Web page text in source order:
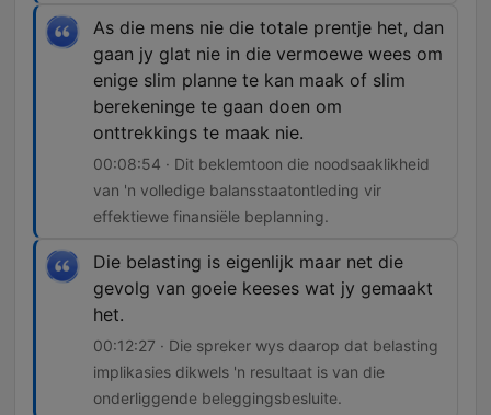
As die mens nie die totale prentje het, dan
gaan jy glat nie in die vermoewe wees om
enige slim planne te kan maak of slim
berekeninge te gaan doen om
onttrekkings te maak nie.
00:08:54 · Dit beklemtoon die noodsaaklikheid
van 'n volledige balansstaatontleding vir
effektiewe finansiële beplanning.
Die belasting is eigenlijk maar net die
gevolg van goeie keeses wat jy gemaakt
het.
00:12:27 · Die spreker wys daarop dat belasting
implikasies dikwels 'n resultaat is van die
onderliggende beleggingsbesluite.